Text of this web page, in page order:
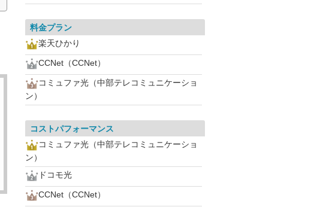
料金プラン
楽天ひかり
CCNet（CCNet）
コミュファ光（中部テレコミュニケーショ
ン）
コストパフォーマンス
コミュファ光（中部テレコミュニケーショ
ン）
ドコモ光
CCNet（CCNet）